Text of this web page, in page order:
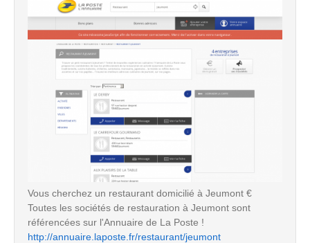
Vous cherchez un restaurant domicilié à Jeumont €
Toutes les sociétés de restauration à Jeumont sont
référencées sur l'Annuaire de La Poste !
http://annuaire.laposte.fr/restaurant/jeumont